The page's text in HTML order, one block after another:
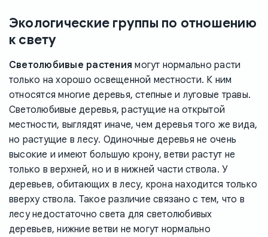
Экологические группы по отношению
к свету
Светолюбивые растения могут нормально расти
только на хорошо освещенной местности. К ним
относятся многие деревья, степные и луговые травы.
Светолюбивые деревья, растущие на открытой
местности, выглядят иначе, чем деревья того же вида,
но растущие в лесу. Одиночные деревья не очень
высокие и имеют большую крону, ветви растут не
только в верхней, но и в нижней части ствола. У
деревьев, обитающих в лесу, крона находится только
вверху ствола. Такое различие связано с тем, что в
лесу недостаточно света для светолюбивых
деревьев, нижние ветви не могут нормально